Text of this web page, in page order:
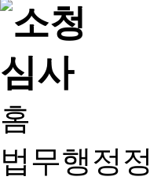
홈
법무행정